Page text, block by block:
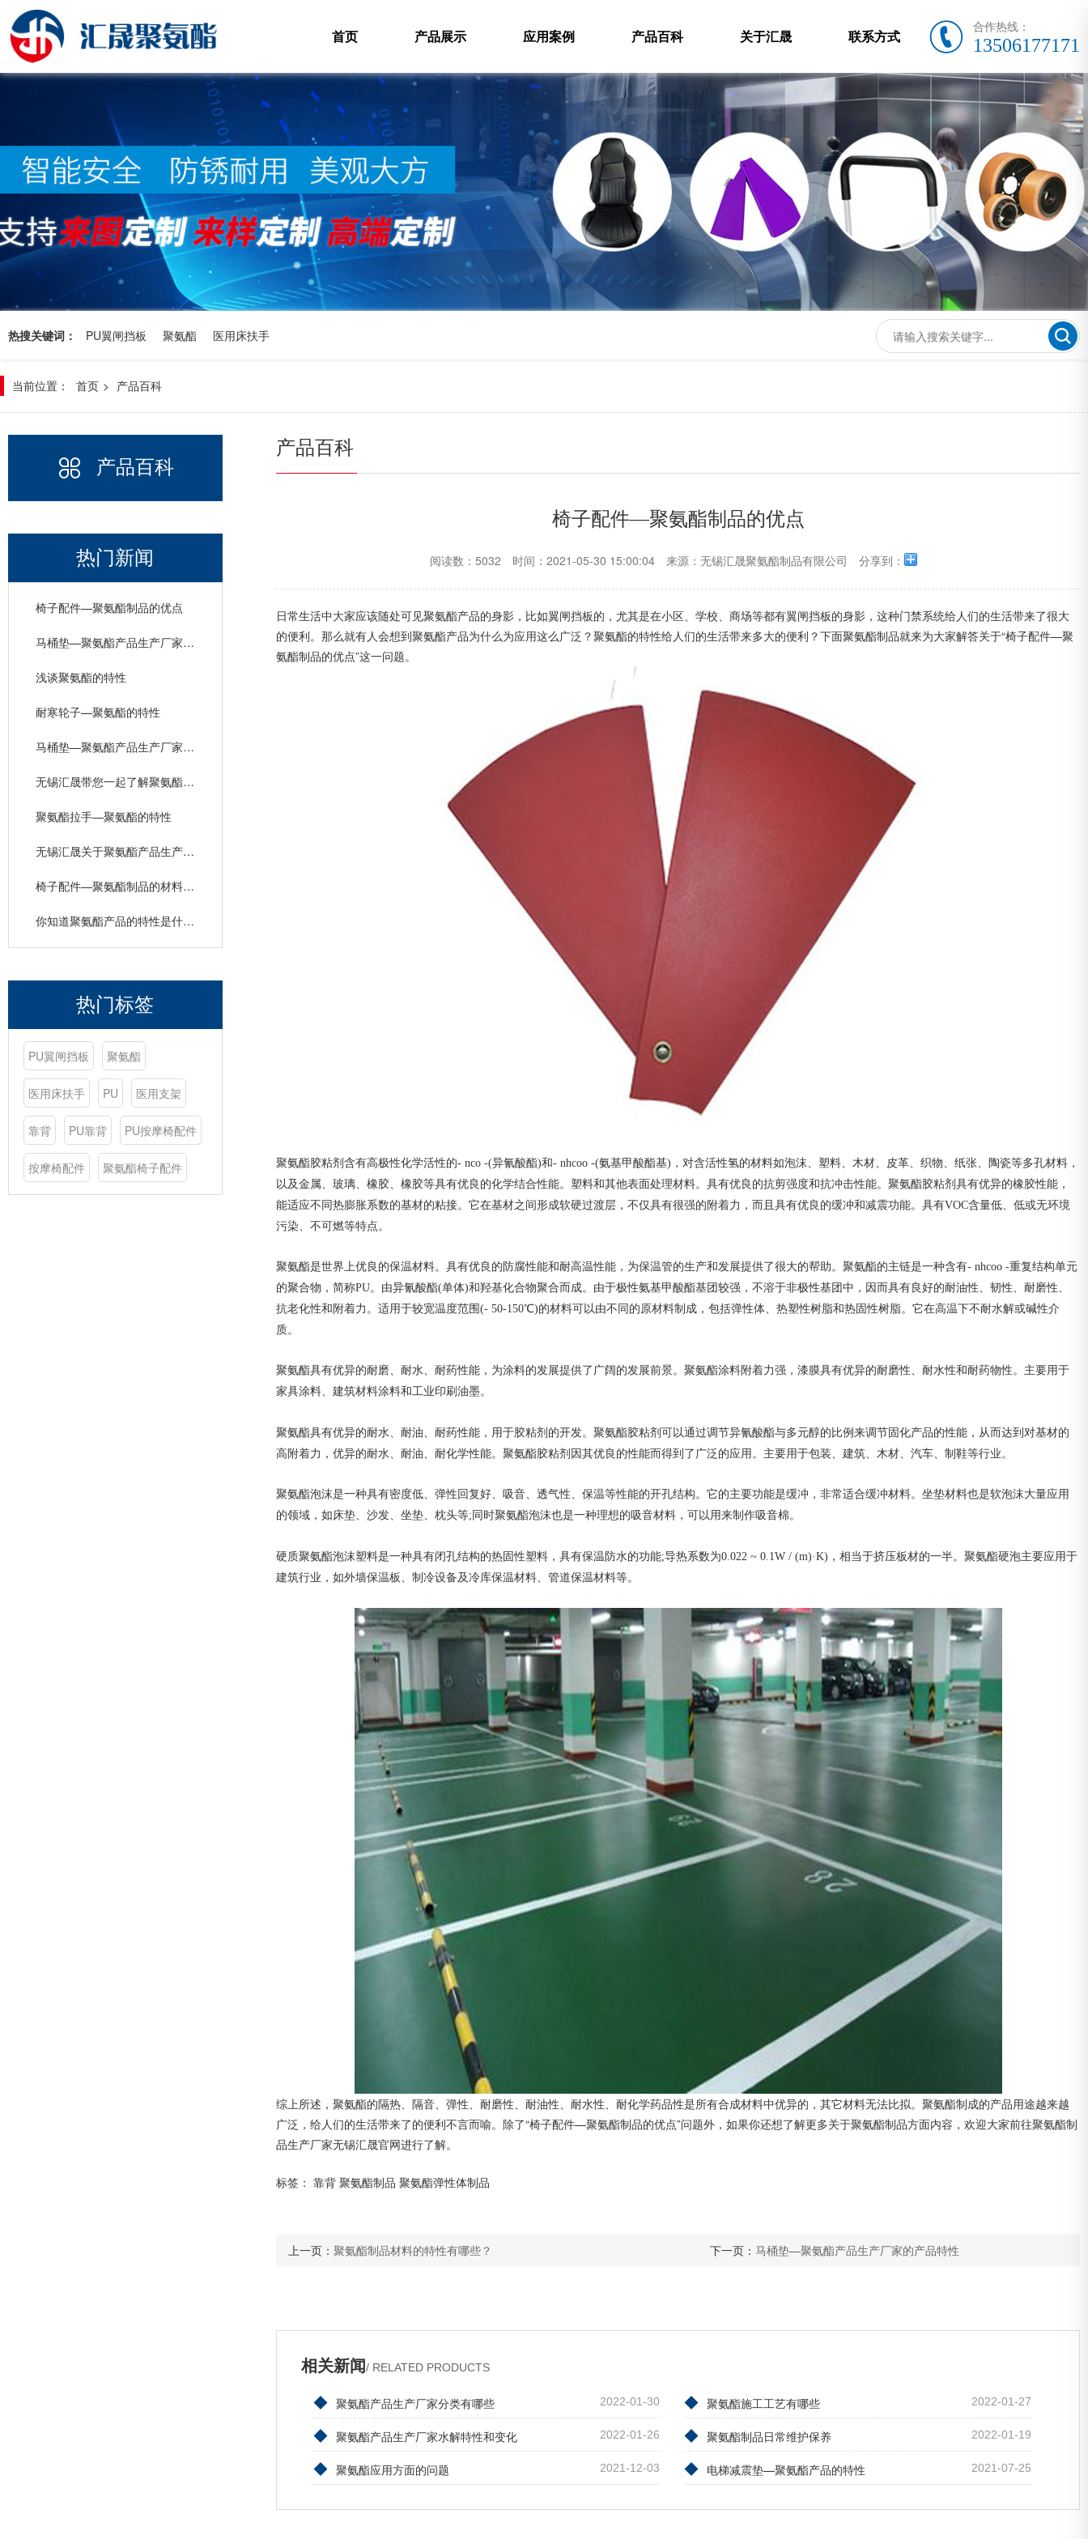
合作热线：
13506177171
首页 产品展示 应用案例 产品百科 关于汇晟 联系方式
热搜关键词： PU翼闸挡板 聚氨酯 医用床扶手
当前位置： 首页 > 产品百科
产品百科
热门新闻
椅子配件—聚氨酯制品的优点
马桶垫—聚氨酯产品生产厂家的产品特性
浅谈聚氨酯的特性
耐寒轮子—聚氨酯的特性
马桶垫—聚氨酯产品生产厂家的材料特性
无锡汇晟带您一起了解聚氨酯产品生产厂家的材料特性
聚氨酯拉手—聚氨酯的特性
无锡汇晟关于聚氨酯产品生产厂家的材料特性介绍
椅子配件—聚氨酯制品的材料优点
你知道聚氨酯产品的特性是什么吗？
热门标签
PU翼闸挡板 聚氨酯
医用床扶手 PU 医用支架
靠背 PU靠背 PU按摩椅配件
按摩椅配件 聚氨酯椅子配件
产品百科
椅子配件—聚氨酯制品的优点
阅读数：5032 时间：2021-05-30 15:00:04 来源：无锡汇晟聚氨酯制品有限公司 分享到：
日常生活中大家应该随处可见聚氨酯产品的身影，比如翼闸挡板的，尤其是在小区、学校、商场等都有翼闸挡板的身影，这种门禁系统给人们的生活带来了很大
的便利。那么就有人会想到聚氨酯产品为什么为应用这么广泛？聚氨酯的特性给人们的生活带来多大的便利？下面聚氨酯制品就来为大家解答关于“椅子配件—聚
氨酯制品的优点”这一问题。
聚氨酯胶粘剂含有高极性化学活性的- nco -(异氰酸酯)和- nhcoo -(氨基甲酸酯基)，对含活性氢的材料如泡沫、塑料、木材、皮革、织物、纸张、陶瓷等多孔材料，
以及金属、玻璃、橡胶、橡胶等具有优良的化学结合性能。塑料和其他表面处理材料。具有优良的抗剪强度和抗冲击性能。聚氨酯胶粘剂具有优异的橡胶性能，
能适应不同热膨胀系数的基材的粘接。它在基材之间形成软硬过渡层，不仅具有很强的附着力，而且具有优良的缓冲和减震功能。具有VOC含量低、低或无环境
污染、不可燃等特点。
聚氨酯是世界上优良的保温材料。具有优良的防腐性能和耐高温性能，为保温管的生产和发展提供了很大的帮助。聚氨酯的主链是一种含有- nhcoo -重复结构单元
的聚合物，简称PU。由异氰酸酯(单体)和羟基化合物聚合而成。由于极性氨基甲酸酯基团较强，不溶于非极性基团中，因而具有良好的耐油性、韧性、耐磨性、
抗老化性和附着力。适用于较宽温度范围(- 50-150℃)的材料可以由不同的原材料制成，包括弹性体、热塑性树脂和热固性树脂。它在高温下不耐水解或碱性介
质。
聚氨酯具有优异的耐磨、耐水、耐药性能，为涂料的发展提供了广阔的发展前景。聚氨酯涂料附着力强，漆膜具有优异的耐磨性、耐水性和耐药物性。主要用于
家具涂料、建筑材料涂料和工业印刷油墨。
聚氨酯具有优异的耐水、耐油、耐药性能，用于胶粘剂的开发。聚氨酯胶粘剂可以通过调节异氰酸酯与多元醇的比例来调节固化产品的性能，从而达到对基材的
高附着力，优异的耐水、耐油、耐化学性能。聚氨酯胶粘剂因其优良的性能而得到了广泛的应用。主要用于包装、建筑、木材、汽车、制鞋等行业。
聚氨酯泡沫是一种具有密度低、弹性回复好、吸音、透气性、保温等性能的开孔结构。它的主要功能是缓冲，非常适合缓冲材料。坐垫材料也是软泡沫大量应用
的领域，如床垫、沙发、坐垫、枕头等;同时聚氨酯泡沫也是一种理想的吸音材料，可以用来制作吸音棉。
硬质聚氨酯泡沫塑料是一种具有闭孔结构的热固性塑料，具有保温防水的功能;导热系数为0.022 ~ 0.1W / (m)·Κ)，相当于挤压板材的一半。聚氨酯硬泡主要应用于
建筑行业，如外墙保温板、制冷设备及冷库保温材料、管道保温材料等。
综上所述，聚氨酯的隔热、隔音、弹性、耐磨性、耐油性、耐水性、耐化学药品性是所有合成材料中优异的，其它材料无法比拟。聚氨酯制成的产品用途越来越
广泛，给人们的生活带来了的便利不言而喻。除了“椅子配件—聚氨酯制品的优点”问题外，如果你还想了解更多关于聚氨酯制品方面内容，欢迎大家前往聚氨酯制
品生产厂家无锡汇晟官网进行了解。
标签： 靠背 聚氨酯制品 聚氨酯弹性体制品
上一页： 聚氨酯制品材料的特性有哪些？ 下一页： 马桶垫—聚氨酯产品生产厂家的产品特性
相关新闻/ RELATED PRODUCTS
◆ 聚氨酯产品生产厂家分类有哪些 2022-01-30 ◆ 聚氨酯施工工艺有哪些 2022-01-27
◆ 聚氨酯产品生产厂家水解特性和变化 2022-01-26 ◆ 聚氨酯制品日常维护保养 2022-01-19
◆ 聚氨酯应用方面的问题 2021-12-03 ◆ 电梯减震垫—聚氨酯产品的特性 2021-07-25